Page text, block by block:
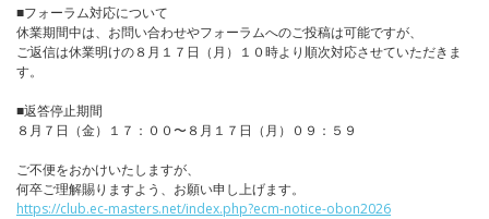
■フォーラム対応について
休業期間中は、お問い合わせやフォーラムへのご投稿は可能ですが、
ご返信は休業明けの８月１７日（月）１０時より順次対応させていただきま
す。
■返答停止期間
８月７日（金）１７：００〜８月１７日（月）０９：５９
ご不便をおかけいたしますが、
何卒ご理解賜りますよう、お願い申し上げます。
https://club.ec-masters.net/index.php?ecm-notice-obon2026